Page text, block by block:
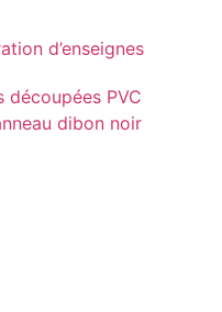
d’enseignes